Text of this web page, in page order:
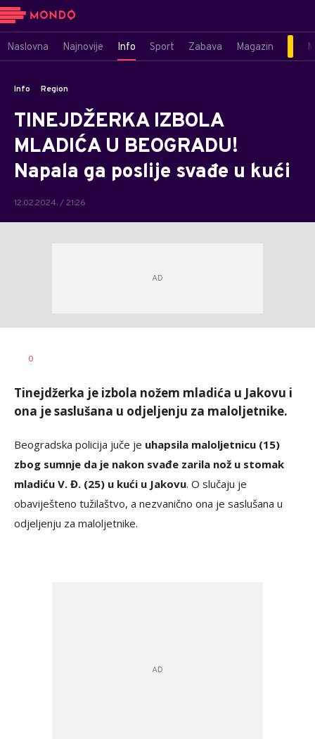
Naslovna Najnovije Info Sport Zabava Magazin
Info Region
TINEJDŽERKA IZBOLA
MLADIĆA U BEOGRADU!
Napala ga poslije svađe u kući
12.02.2024. / 21:26
0
Tinejdžerka je izbola nožem mladića u Jakovu i
ona je saslušana u odjeljenju za maloljetnike.
Beogradska policija juče je uhapsila maloljetnicu (15)
zbog sumnje da je nakon svađe zarila nož u stomak
mladiću V. Đ. (25) u kući u Jakovu. O slučaju je
obaviješteno tužilaštvo, a nezvanično ona je saslušana u
odjeljenju za maloljetnike.